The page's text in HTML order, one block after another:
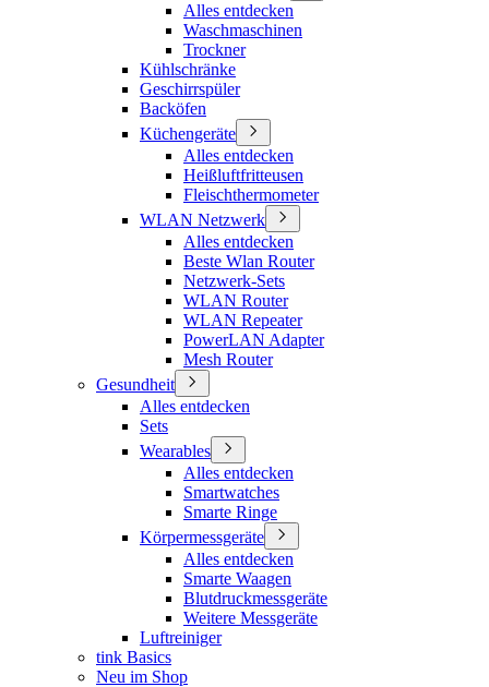
Alles entdecken
Waschmaschinen
Trockner
Kühlschränke
Geschirrspüler
Backöfen
Küchengeräte
Alles entdecken
Heißluftfritteusen
Fleischthermometer
WLAN Netzwerk
Alles entdecken
Beste Wlan Router
Netzwerk-Sets
WLAN Router
WLAN Repeater
PowerLAN Adapter
Mesh Router
Gesundheit
Alles entdecken
Sets
Wearables
Alles entdecken
Smartwatches
Smarte Ringe
Körpermessgeräte
Alles entdecken
Smarte Waagen
Blutdruckmessgeräte
Weitere Messgeräte
Luftreiniger
tink Basics
Neu im Shop